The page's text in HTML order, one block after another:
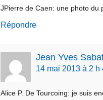
JPierre de Caen: une photo du
Répondre
Jean Yves
14 mai 2013 à 2 h
Alice P. De Tourcoing: je suis